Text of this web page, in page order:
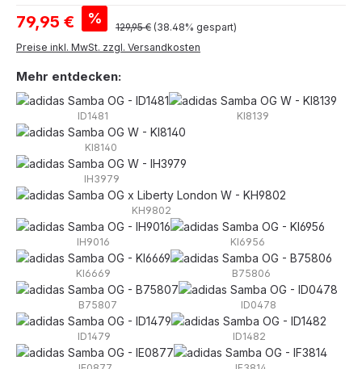
Verkaufspreis:
79,95 € % Regulärer Preis:
129,95 € (38.48% gespart)
Preise inkl. MwSt. zzgl. Versandkosten
Mehr entdecken:
ID1481 KI8139
KI8140
IH3979
KH9802
IH9016 KI6956
KI6669 B75806
B75807 ID0478
ID1479 ID1482